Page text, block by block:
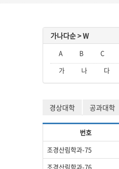
가나다순 >W
A B C
가
나 다
경상대학 공과대학
번호
조경산림학과-75
조경산림학과-76